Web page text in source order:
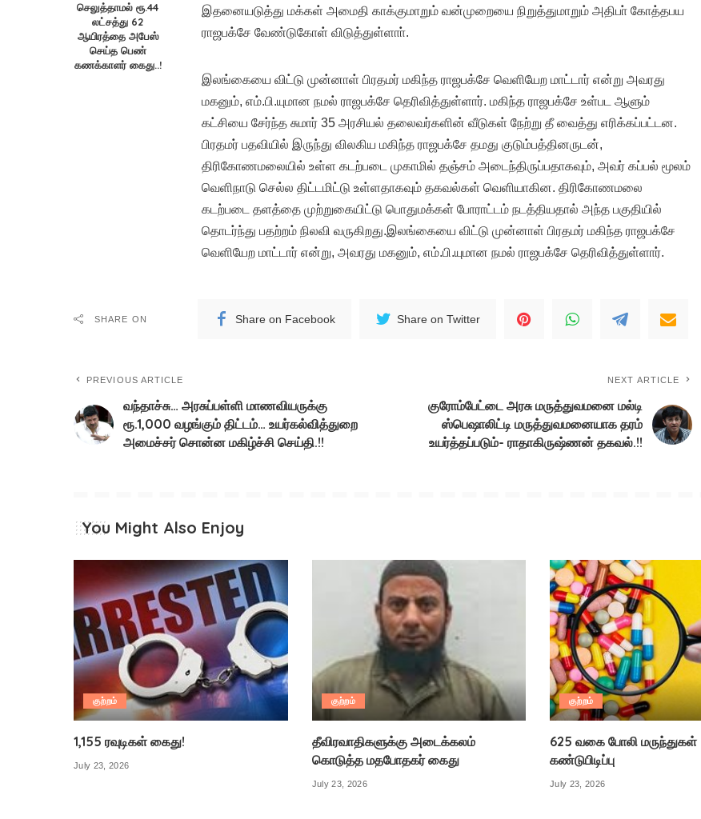
செலுத்தாமல் ரூ.44
லட்சத்து 62
ஆயிரத்தை அபேஸ்
செய்த பெண்
கணக்காளர் கைது..!
இதனையடுத்து மக்கள் அமைதி காக்குமாறும் வன்முறையை நிறுத்துமாறும் அதிபா் கோத்தபய
ராஜபக்சே வேண்டுகோள் விடுத்துள்ளாா்.
இலங்கையை விட்டு முன்னாள் பிரதமர் மகிந்த ராஜபக்சே வெளியேற மாட்டார் என்று அவரது
மகனும், எம்.பி.யுமான நமல் ராஜபக்சே தெரிவித்துள்ளார். மகிந்த ராஜபக்சே உள்பட ஆளும்
கட்சியை சேர்ந்த சுமார் 35 அரசியல் தலைவர்களின் வீடுகள் நேற்று தீ வைத்து எரிக்கப்பட்டன.
பிரதமர் பதவியில் இருந்து விலகிய மகிந்த ராஜபக்சே தமது குடும்பத்தினருடன்,
திரிகோணமலையில் உள்ள கடற்படை முகாமில் தஞ்சம் அடைந்திருப்பதாகவும், அவர் கப்பல் மூலம்
வெளிநாடு செல்ல திட்டமிட்டு உள்ளதாகவும் தகவல்கள் வெளியாகின. திரிகோணமலை
கடற்படை தளத்தை முற்றுகையிட்டு பொதுமக்கள் போராட்டம் நடத்தியதால் அந்த பகுதியில்
தொடர்ந்து பதற்றம் நிலவி வருகிறது.இலங்கையை விட்டு முன்னாள் பிரதமர் மகிந்த ராஜபக்சே
வெளியேற மாட்டார் என்று, அவரது மகனும், எம்.பி.யுமான நமல் ராஜபக்சே தெரிவித்துள்ளார்.
SHARE ON Share on Facebook Share on Twitter
PREVIOUS ARTICLE
வந்தாச்சு… அரசுப்பள்ளி மாணவியருக்கு
ரூ.1,000 வழங்கும் திட்டம்… உயர்கல்வித்துறை
அமைச்சர் சொன்ன மகிழ்ச்சி செய்தி.!!
NEXT ARTICLE
குரோம்பேட்டை அரசு மருத்துவமனை மல்டி
ஸ்பெஷாலிட்டி மருத்துவமனையாக தரம்
உயர்த்தப்படும்- ராதாகிருஷ்ணன் தகவல்.!!
You Might Also Enjoy
குற்றம்
1,155 ரவுடிகள் கைது!
July 23, 2026
குற்றம்
தீவிரவாதிகளுக்கு அடைக்கலம்
கொடுத்த மதபோதகர் கைது
July 23, 2026
குற்றம்
625 வகை போலி மருந்துகள்
கண்டுபிடிப்பு
July 23, 2026